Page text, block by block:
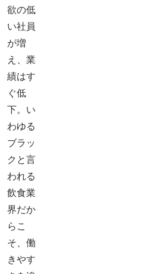
欲の低
い社員
が増
え、業
績はす
ぐ低
下。い
わゆる
ブラッ
クと言
われる
飲食業
界だか
らこ
そ、働
きやす